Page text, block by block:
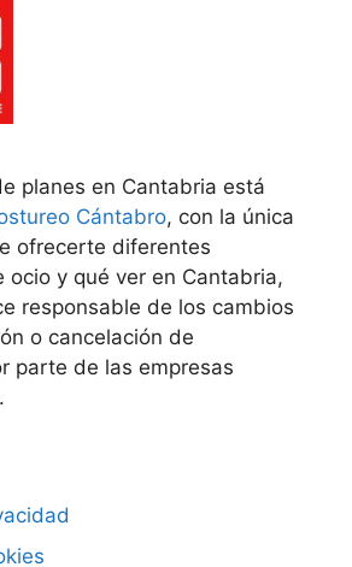
planes en Cantabria está
Cántabro, con la única
ofrecerte diferentes
ocio y qué ver en Cantabria,
responsable de los cambios
o cancelación de
parte de las empresas